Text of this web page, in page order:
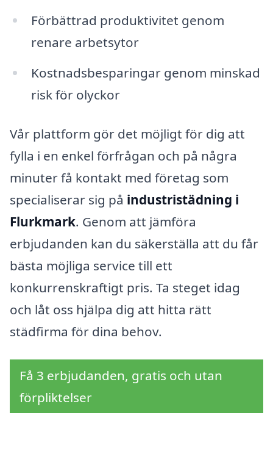
Förbättrad produktivitet genom
renare arbetsytor
Kostnadsbesparingar genom minskad
risk för olyckor
Vår plattform gör det möjligt för dig att
fylla i en enkel förfrågan och på några
minuter få kontakt med företag som
specialiserar sig på industristädning i
Flurkmark. Genom att jämföra
erbjudanden kan du säkerställa att du får
bästa möjliga service till ett
konkurrenskraftigt pris. Ta steget idag
och låt oss hjälpa dig att hitta rätt
städfirma för dina behov.
Få 3 erbjudanden, gratis och utan
förpliktelser